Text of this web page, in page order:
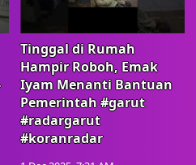
Tinggal di Rumah
Hampir Roboh, Emak
Iyam Menanti Bantuan
Pemerintah #garut
#radargarut
#koranradar